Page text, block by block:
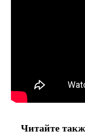
Читайте